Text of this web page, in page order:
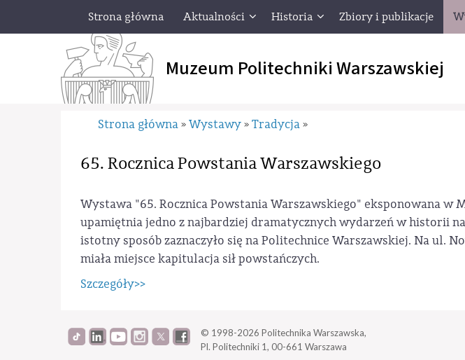
Strona główna Aktualności Historia Zbiory i publikacje
Muzeum Politechniki Warszawskiej
Strona główna » Wystawy » Tradycja »
65. Rocznica Powstania Warszawskiego
Wystawa "65. Rocznica Powstania Warszawskiego" eksponowana w
upamiętnia jedno z najbardziej dramatycznych wydarzeń w historii
istotny sposób zaznaczyło się na Politechnice Warszawskiej. Na ul.
miała miejsce kapitulacja sił powstańczych.
Szczegóły>>
© 1998-2026 Politechnika Warszawska,
Pl. Politechniki 1, 00-661 Warszawa